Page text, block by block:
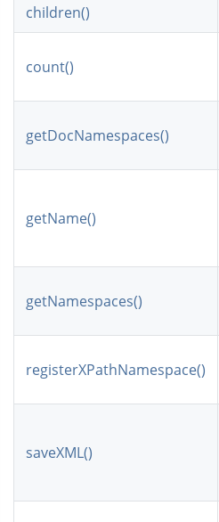
children()
count()
getDocNamespaces()
getName()
getNamespaces()
registerXPathNamespace()
saveXML()